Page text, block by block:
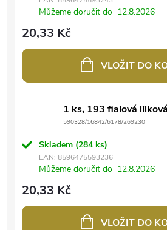
Můžeme doručit do 12.8.2026
20,33 Kč
VLOŽIT DO
1 ks, 193 fialová lilková
590328/16842/6178/269230
Skladem (284 ks)
EAN: 8596475593236
Můžeme doručit do 12.8.2026
20,33 Kč
VLOŽIT DO